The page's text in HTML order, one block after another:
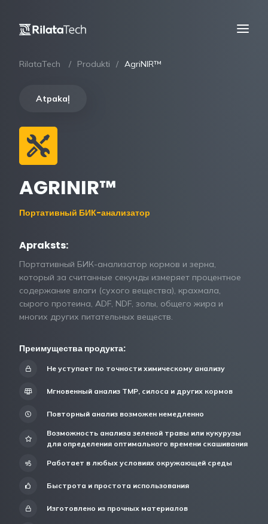
RilataTech Produkti AgriNIR™
Atpakaļ
AGRINIR™
Портативный БИК-анализатор
Apraksts:
Портативный БИК-анализатор кормов и зерна,
который за считанные секунды измеряет процентное
содержание влаги (сухого вещества), крахмала,
сырого протеина, ADF, NDF, золы, общего жира и
многих других питательных веществ.
Преимущества продукта:
Не уступает по точности химическому анализу
Мгновенный анализ ТМР, силоса и других кормов
Повторный анализ возможен немедленно
Возможность анализа зеленой травы или кукурузы
для определения оптимального времени скашивания
Работает в любых условиях окружающей среды
Быстрота и простота использования
Изготовлено из прочных материалов